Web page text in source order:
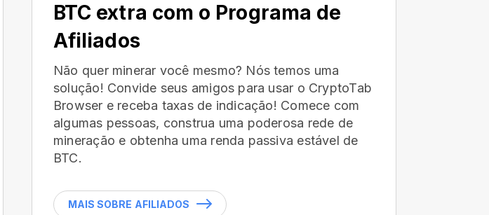
BTC extra com o Programa de
Afiliados
Não quer minerar você mesmo? Nós temos uma
solução! Convide seus amigos para usar o CryptoTab
Browser e receba taxas de indicação! Comece com
algumas pessoas, construa uma poderosa rede de
mineração e obtenha uma renda passiva estável de
BTC.
MAIS SOBRE AFILIADOS